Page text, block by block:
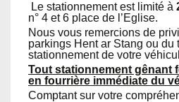
 Le stationnement est limité à
n° 4 et 6 place de l’Eglise.
Nous vous remercions de
parkings Hent ar Stang ou du
stationnement de votre
Tout stationnement gênant
en fourrière immédiate du
Comptant sur votre